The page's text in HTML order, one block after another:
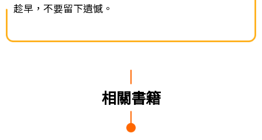
趁早，不要留下遺憾。
相關書籍